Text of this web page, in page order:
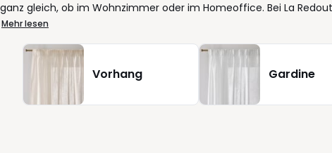
ganz gleich, ob im Wohnzimmer oder im Homeoffice. Bei La
unkompliziert einsetzen lassen. Entscheidend sind dabei
Kundinnen und Kunden kombinieren einen
bleiben. Auch das Material spielt eine Rolle im Alltag: Polyester
es klar mag, wählt blickdicht und einfarbig, wer Akzente setzen
konkrete Angaben zu Maßen, Pflege und Preis. So treffen Sie
Mehr lesen
Vorhang Gardine